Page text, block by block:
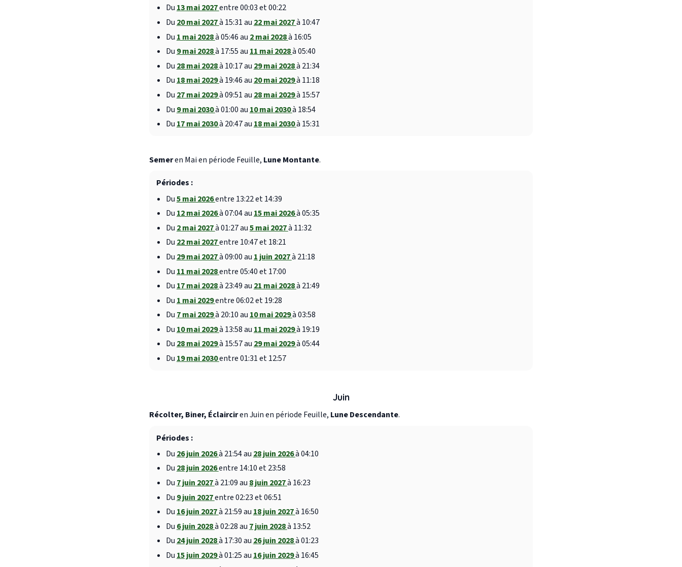
Du13 mai 2027entre 00:03 et 00:22
Du 20 mai 2027à 15:31 au 22 mai 2027à 10:47
Du 1 mai 2028à 05:46 au 2 mai 2028à 16:05
Du 9 mai 2028à 17:55 au 11 mai 2028à 05:40
Du 28 mai 2028à 10:17 au 29 mai 2028à 21:34
Du18 mai 2029à 19:46 au20 mai 2029à 11:18
Du 27 mai 2029à 09:51 au 28 mai 2029à 15:57
Du 9 mai 2030à 01:00 au 10 mai 2030à 18:54
Du 17 mai 2030à 20:47 au 18 mai 2030à 15:31
Semeren Mai en période Feuille, Lune Montante.
Périodes :
Du5 mai 2026entre 13:22 et 14:39
Du 12 mai 2026à 07:04 au 15 mai 2026à 05:35
Du 2 mai 2027à 01:27 au5 mai 2027à 11:32
Du 22 mai 2027entre 10:47 et 18:21
Du 29 mai 2027à 09:00 au 1 juin 2027à 21:18
Du 11 mai 2028entre 05:40 et 17:00
Du 17 mai 2028à 23:49 au 21 mai 2028à 21:49
Du 1 mai 2029entre 06:02 et 19:28
Du 7 mai 2029à 20:10 au 10 mai 2029à 03:58
Du 10 mai 2029à 13:58 au 11 mai 2029à 19:19
Du28 mai 2029à 15:57 au29 mai 2029à 05:44
Du 19 mai 2030entre 01:31 et 12:57
Juin
Récolter, Biner, Éclairciren Juin en période Feuille, Lune Descendante.
Périodes :
Du 26 juin 2026à 21:54 au 28 juin 2026à 04:10
Du 28 juin 2026entre 14:10 et 23:58
Du 7 juin 2027à 21:09 au 8 juin 2027à 16:23
Du 9 juin 2027entre 02:23 et 06:51
Du 16 juin 2027à 21:59 au 18 juin 2027à 16:50
Du 6 juin 2028à 02:28 au 7 juin 2028à 13:52
Du 24 juin 2028à 17:30 au 26 juin 2028à 01:23
Du 15 juin 2029à 01:25 au 16 juin 2029à 16:45